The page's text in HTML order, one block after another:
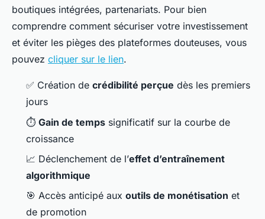
boutiques intégrées, partenariats. Pour bien
comprendre comment sécuriser votre investissement
et éviter les pièges des plateformes douteuses, vous
pouvez cliquer sur le lien.
✅ Création de crédibilité perçue dès les premiers
jours
⏱️ Gain de temps significatif sur la courbe de
croissance
📈 Déclenchement de l’effet d’entraînement
algorithmique
🎯 Accès anticipé aux outils de monétisation et
de promotion